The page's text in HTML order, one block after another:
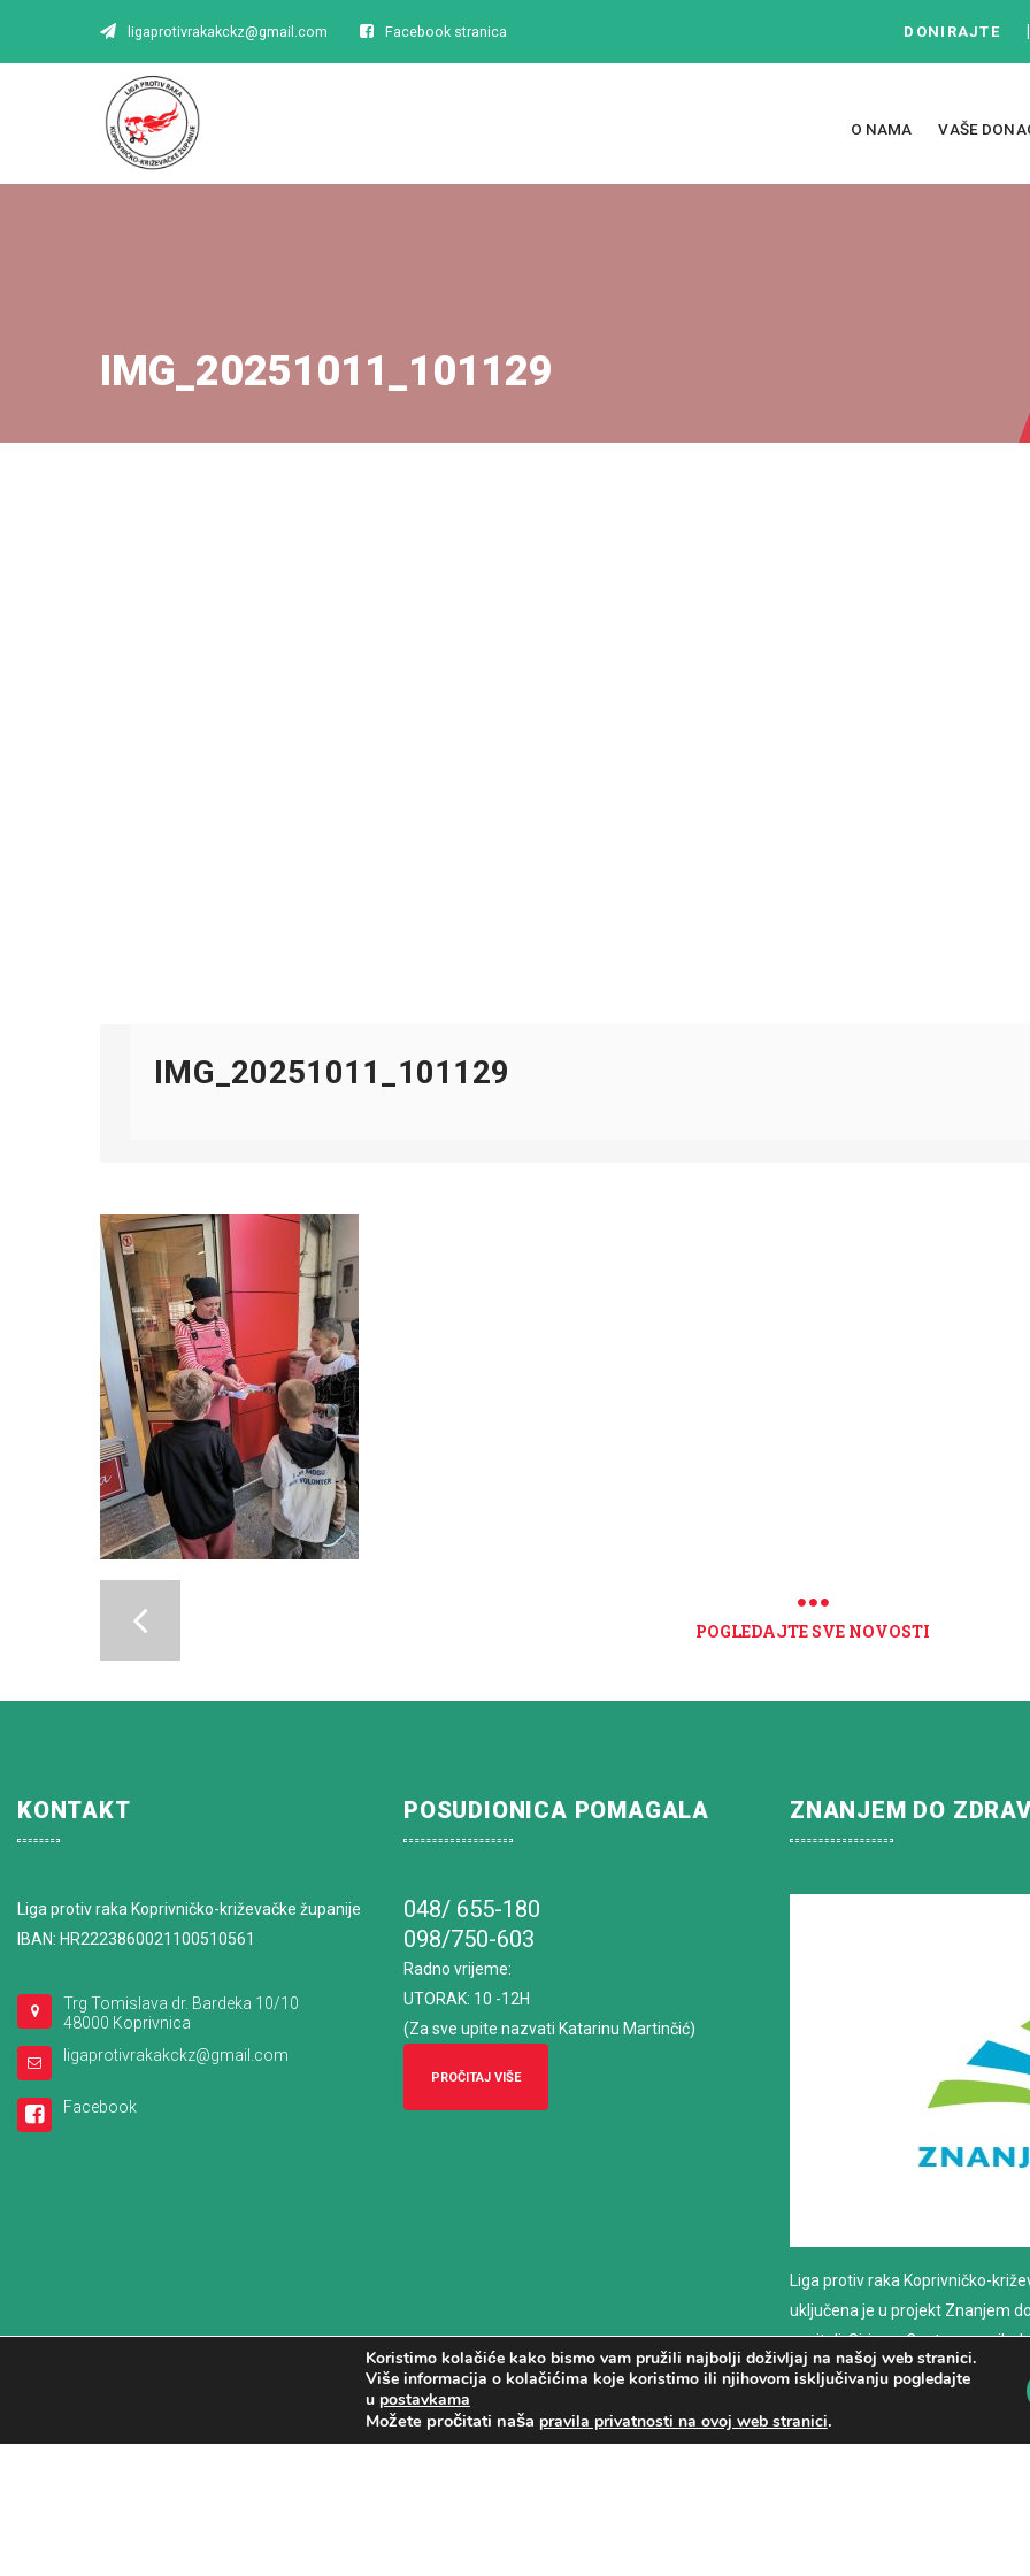
ligaprotivrakakckz@gmail.com Facebook stranica DONIRAJTE
O NAMA VAŠE
IMG_20251011_101129
IMG_20251011_101129
POGLEDAJTE SVE NOVOSTI
Koristimo kolačiće kako bismo vam pružili najbolji doživljaj na našoj web stranici.
Više informacija o kolačićima koje koristimo ili njihovom isključivanju pogledajte
u postavkama
Možete pročitati naša pravila privatnosti na ovoj web stranici.
KONTAKT
Liga protiv raka Koprivničko-križevačke županije
IBAN: HR2223860021100510561
Trg Tomislava dr. Bardeka 10/10
48000 Koprivnica
ligaprotivrakakckz@gmail.com
Facebook
POSUDIONICA POMAGALA
048/ 655-180
098/750-603
Radno vrijeme:
UTORAK: 10 -12H
(Za sve upite nazvati Katarinu Martinčić)
PROČITAJ VIŠE
ZNANJEM DO
Liga protiv raka Koprivničko-
uključena je u projekt Znanjem
nositelj: Sirius – Centar za
savjetovanje
PROČITAJ VIŠE